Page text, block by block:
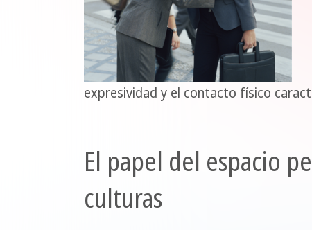
expresividad y el contacto físico
El papel del espacio
culturas